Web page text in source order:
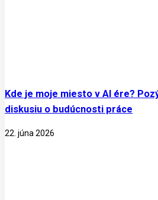
Kde je moje miesto v AI ére?
diskusiu o budúcnosti práce
22. júna 2026